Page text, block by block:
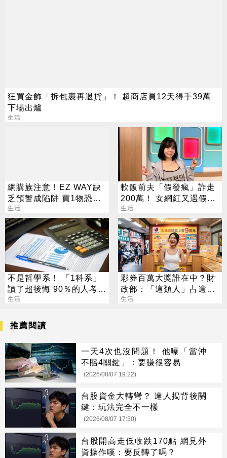
狂買金飾「拆包裹再退貨」！ 超商店員12天得手39萬
下場出爐
生活
網購族注意！EZ WAY缺
乏預警成陷阱 買1物恐挨
罰百萬
生活
軟飯前夫「假發瘋」詐走
200萬！ 女網紅又遇假富
豪 養套殺噴2千萬
生活
不是哲學系！ 「1科系」
讀了超後悔 90％的人考不
上證照
生活
彩券百萬大獎誰在中？財
政部：「這類人」占逾6
成
生活
推薦閱讀
一天4次也沒問題！ 他曝「當沖
不賠4關鍵」：要賺很容易
(2026/08/07 19:22)
台股資金大轉彎？ 達人揭背後關
鍵：玩法完全不一樣
(2026/08/07 17:50)
台股開高走低收跌170點 網見外
資操作嘆：要反轉了嗎？